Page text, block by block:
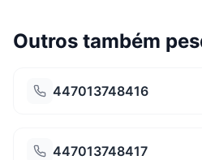
Outros também
447013748416
447013748417